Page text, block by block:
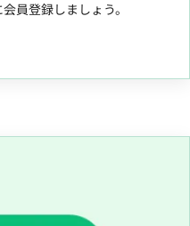
員登録しましょう。